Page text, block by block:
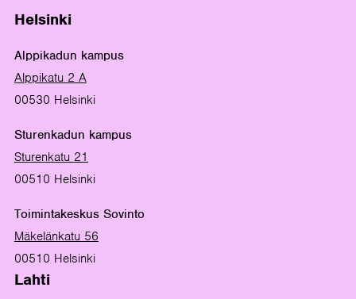
Helsinki
Alppikadun kampus
Alppikatu 2 A
00530 Helsinki
Sturenkadun kampus
Sturenkatu 21
00510 Helsinki
Toimintakeskus Sovinto
Mäkelänkatu 56
00510 Helsinki
Lahti